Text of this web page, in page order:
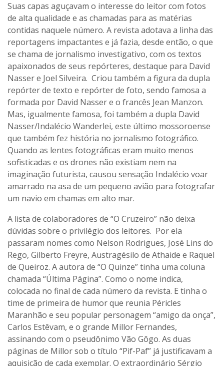
Suas capas aguçavam o interesse do leitor com fotos
de alta qualidade e as chamadas para as matérias
contidas naquele número. A revista adotava a linha das
reportagens impactantes e já fazia, desde então, o que
se chama de jornalismo investigativo, com os textos
apaixonados de seus repórteres, destaque para David
Nasser e Joel Silveira. Criou também a figura da dupla
repórter de texto e repórter de foto, sendo famosa a
formada por David Nasser e o francês Jean Manzon.
Mas, igualmente famosa, foi também a dupla David
Nasser/Indalécio Wanderlei, este último mossoroense
que também fez história no jornalismo fotográfico.
Quando as lentes fotográficas eram muito menos
sofisticadas e os drones não existiam nem na
imaginação futurista, causou sensação Indalécio voar
amarrado na asa de um pequeno avião para fotografar
um navio em chamas em alto mar.
A lista de colaboradores de “O Cruzeiro” não deixa
dúvidas sobre o privilégio dos leitores. Por ela
passaram nomes como Nelson Rodrigues, José Lins do
Rego, Gilberto Freyre, Austragésilo de Athaide e Raquel
de Queiroz. A autora de “O Quinze” tinha uma coluna
chamada “Última Página”. Como o nome indica,
colocada no final de cada número da revista. E tinha o
time de primeira de humor que reunia Péricles
Maranhão e seu popular personagem “amigo da onça”,
Carlos Estêvam, e o grande Millor Fernandes,
assinando com o pseudônimo Vão Gôgo. As duas
páginas de Millor sob o título “Pif-Paf” já justificavam a
aquisição de cada exemplar. O extraordinário Sérgio